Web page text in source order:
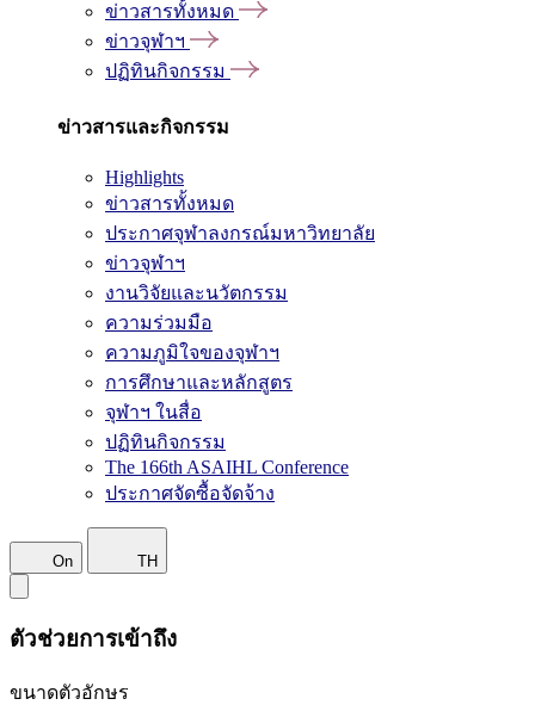
ข่าวสารทั้งหมด
ข่าวจุฬาฯ
ปฏิทินกิจกรรม
ข่าวสารและกิจกรรม
Highlights
ข่าวสารทั้งหมด
ประกาศจุฬาลงกรณ์มหาวิทยาลัย
ข่าวจุฬาฯ
งานวิจัยและนวัตกรรม
ความร่วมมือ
ความภูมิใจของจุฬาฯ
การศึกษาและหลักสูตร
จุฬาฯ ในสื่อ
ปฏิทินกิจกรรม
The 166th ASAIHL Conference
ประกาศจัดซื้อจัดจ้าง
On TH
ตัวช่วยการเข้าถึง
ขนาดตัวอักษร